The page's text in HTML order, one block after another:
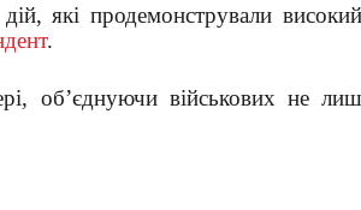
які продемонстрували високий
.
об’єднуючи військових не